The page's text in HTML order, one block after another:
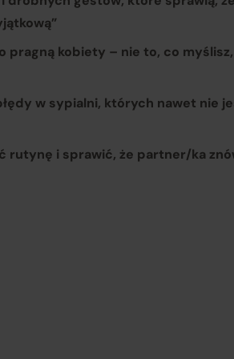
pragną kobiety – nie to, co
w sypialni, których nawet nie
rutynę i sprawić, że partner/ka